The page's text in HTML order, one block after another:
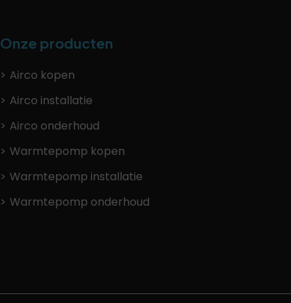
Onze producten
Airco kopen
Airco installatie
Airco onderhoud
Warmtepomp kopen
Warmtepomp installatie
Warmtepomp onderhoud